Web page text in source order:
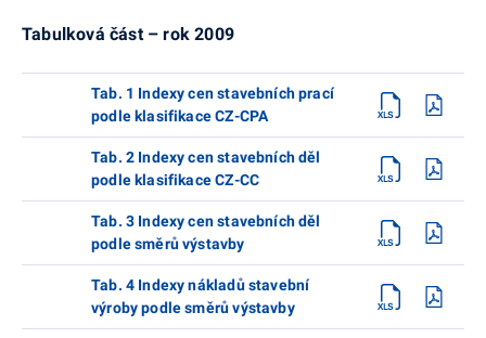
Tabulková část – rok 2009
Tab. 1 Indexy cen stavebních prací
podle klasifikace CZ-CPA
Tab. 2 Indexy cen stavebních děl
podle klasifikace CZ-CC
Tab. 3 Indexy cen stavebních děl
podle směrů výstavby
Tab. 4 Indexy nákladů stavební
výroby podle směrů výstavby